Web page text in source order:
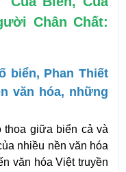
Chân Chất:
biển, Phan Thiết
văn hóa, những
thoa giữa biển cả và
nhiều nền văn hóa
văn hóa Việt truyền